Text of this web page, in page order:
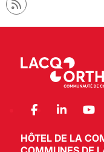
HÔTEL DE LA